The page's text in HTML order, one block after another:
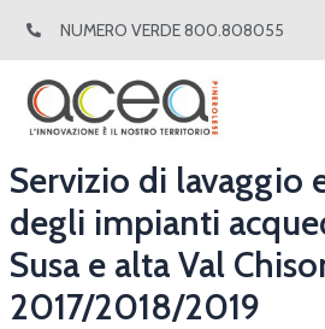
NUMERO VERDE 800.808055
Servizio di lavaggio
degli impianti
Susa e alta Val
2017/2018/2019
articoli